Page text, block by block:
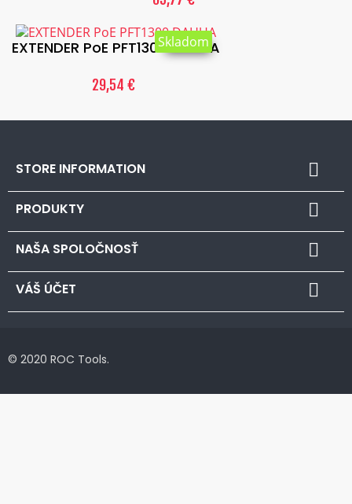
EXTENDER PoE PFT1300 DAHUA
29,54 €
Skladom
STORE INFORMATION 
PRODUKTY 
NAŠA SPOLOČNOSŤ 
VÁŠ ÚČET 
© 2020 ROC Tools.